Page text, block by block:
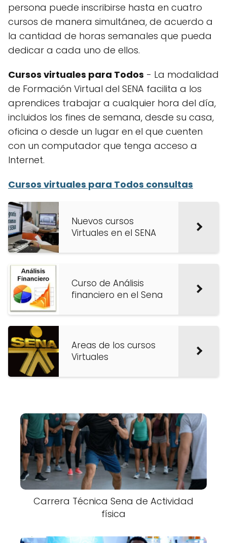
persona puede inscribirse hasta en cuatro
cursos de manera simultánea, de acuerdo a
la cantidad de horas semanales que pueda
dedicar a cada uno de ellos.
Cursos virtuales para Todos - La modalidad
de Formación Virtual del SENA facilita a los
aprendices trabajar a cualquier hora del día,
incluidos los fines de semana, desde su casa,
oficina o desde un lugar en el que cuenten
con un computador que tenga acceso a
Internet.
Cursos virtuales para Todos consultas
Nuevos cursos
Virtuales en el SENA
Curso de Análisis
financiero en el Sena
Areas de los cursos
Virtuales
Carrera Técnica Sena de Actividad
física